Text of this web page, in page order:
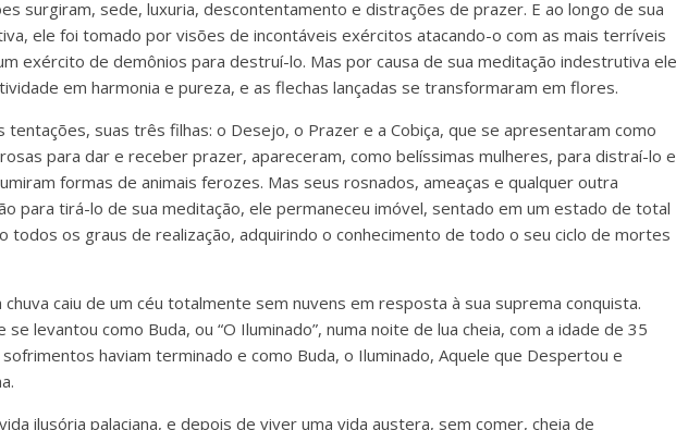
surgiram, sede, luxuria, descontentamento e distrações de prazer. E ao longo de sua
ele foi tomado por visões de incontáveis exércitos atacando-o com as mais terríveis
exército de demônios para destruí-lo. Mas por causa de sua meditação indestrutiva ele
em harmonia e pureza, e as flechas lançadas se transformaram em flores.
tentações, suas três filhas: o Desejo, o Prazer e a Cobiça, que se apresentaram como
para dar e receber prazer, apareceram, como belíssimas mulheres, para distraí-lo e
formas de animais ferozes. Mas seus rosnados, ameaças e qualquer outra
para tirá-lo de sua meditação, ele permaneceu imóvel, sentado em um estado de total
todos os graus de realização, adquirindo o conhecimento de todo o seu ciclo de mortes
caiu de um céu totalmente sem nuvens em resposta à sua suprema conquista.
se levantou como Buda, ou “O Iluminado”, numa noite de lua cheia, com a idade de 35
haviam terminado e como Buda, o Iluminado, Aquele que Despertou e
ilusória palaciana, e depois de viver uma vida austera, sem comer, cheia de